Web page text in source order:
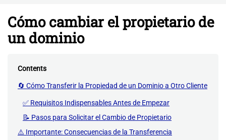
Cómo cambiar el propietario de
un dominio
Contents
🔄 Cómo Transferir la Propiedad de un Dominio a Otro Cliente
✅ Requisitos Indispensables Antes de Empezar
📝 Pasos para Solicitar el Cambio de Propietario
⚠️ Importante: Consecuencias de la Transferencia